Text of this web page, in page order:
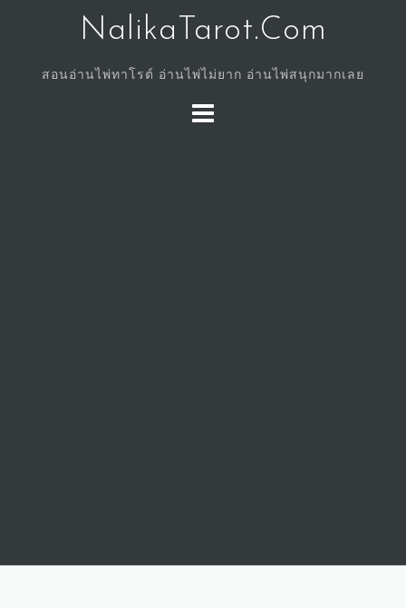
NalikaTarot.Com
สอนอ่านไพ่ทาโรต์ อ่านไพ่ไม่ยาก อ่านไพ่สนุกมากเลย